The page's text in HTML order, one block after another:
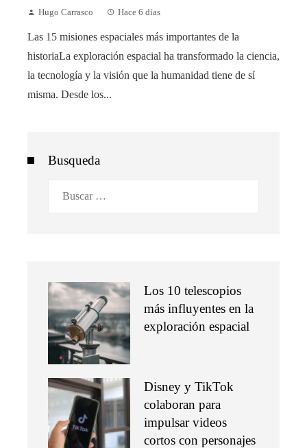
Hugo Carrasco Hace 6 días
Las 15 misiones espaciales más importantes de la
historiaLa exploración espacial ha transformado la ciencia,
la tecnología y la visión que la humanidad tiene de sí
misma. Desde los...
Busqueda
Los 10 telescopios
más influyentes en la
exploración espacial
Disney y TikTok
colaboran para
impulsar videos
cortos con personajes